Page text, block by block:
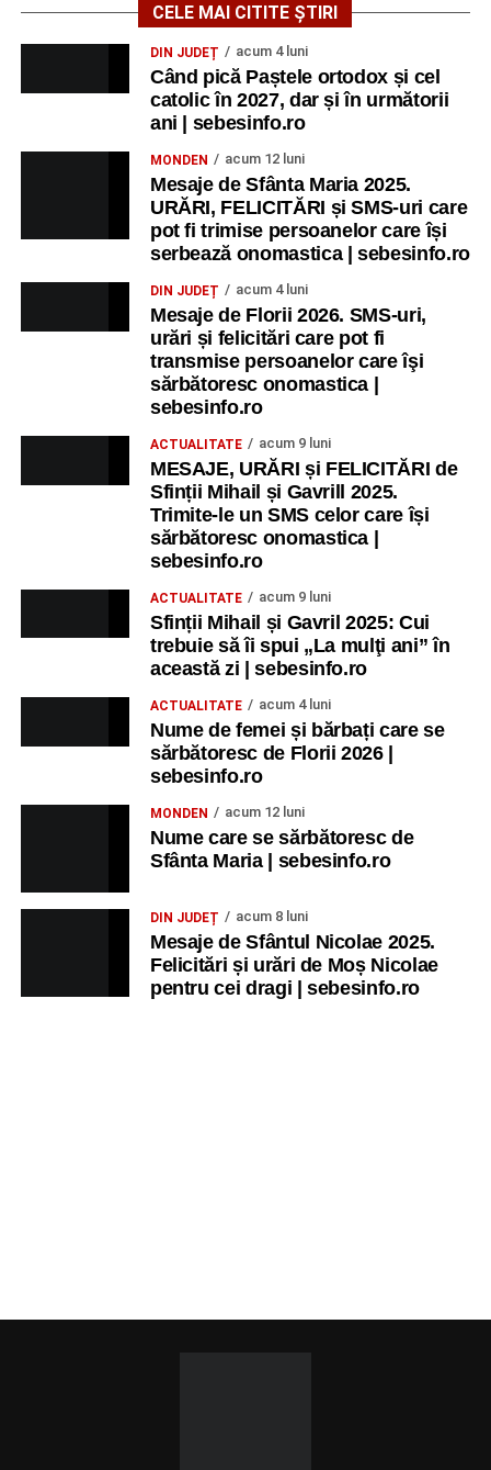
CELE MAI CITITE ȘTIRI
DIN JUDEȚ acum 4 luni
Când pică Paștele ortodox și cel
catolic în 2027, dar și în următorii
ani | sebesinfo.ro
MONDEN acum 12 luni
Mesaje de Sfânta Maria 2025.
URĂRI, FELICITĂRI și SMS-uri care
pot fi trimise persoanelor care își
serbează onomastica | sebesinfo.ro
DIN JUDEȚ acum 4 luni
Mesaje de Florii 2026. SMS-uri,
urări și felicitări care pot fi
transmise persoanelor care îşi
sărbătoresc onomastica |
sebesinfo.ro
ACTUALITATE acum 9 luni
MESAJE, URĂRI și FELICITĂRI de
Sfinții Mihail și Gavrill 2025.
Trimite-le un SMS celor care își
sărbătoresc onomastica |
sebesinfo.ro
ACTUALITATE acum 9 luni
Sfinții Mihail și Gavril 2025: Cui
trebuie să îi spui „La mulţi ani” în
această zi | sebesinfo.ro
ACTUALITATE acum 4 luni
Nume de femei și bărbați care se
sărbătoresc de Florii 2026 |
sebesinfo.ro
MONDEN acum 12 luni
Nume care se sărbătoresc de
Sfânta Maria | sebesinfo.ro
DIN JUDEȚ acum 8 luni
Mesaje de Sfântul Nicolae 2025.
Felicitări și urări de Moș Nicolae
pentru cei dragi | sebesinfo.ro